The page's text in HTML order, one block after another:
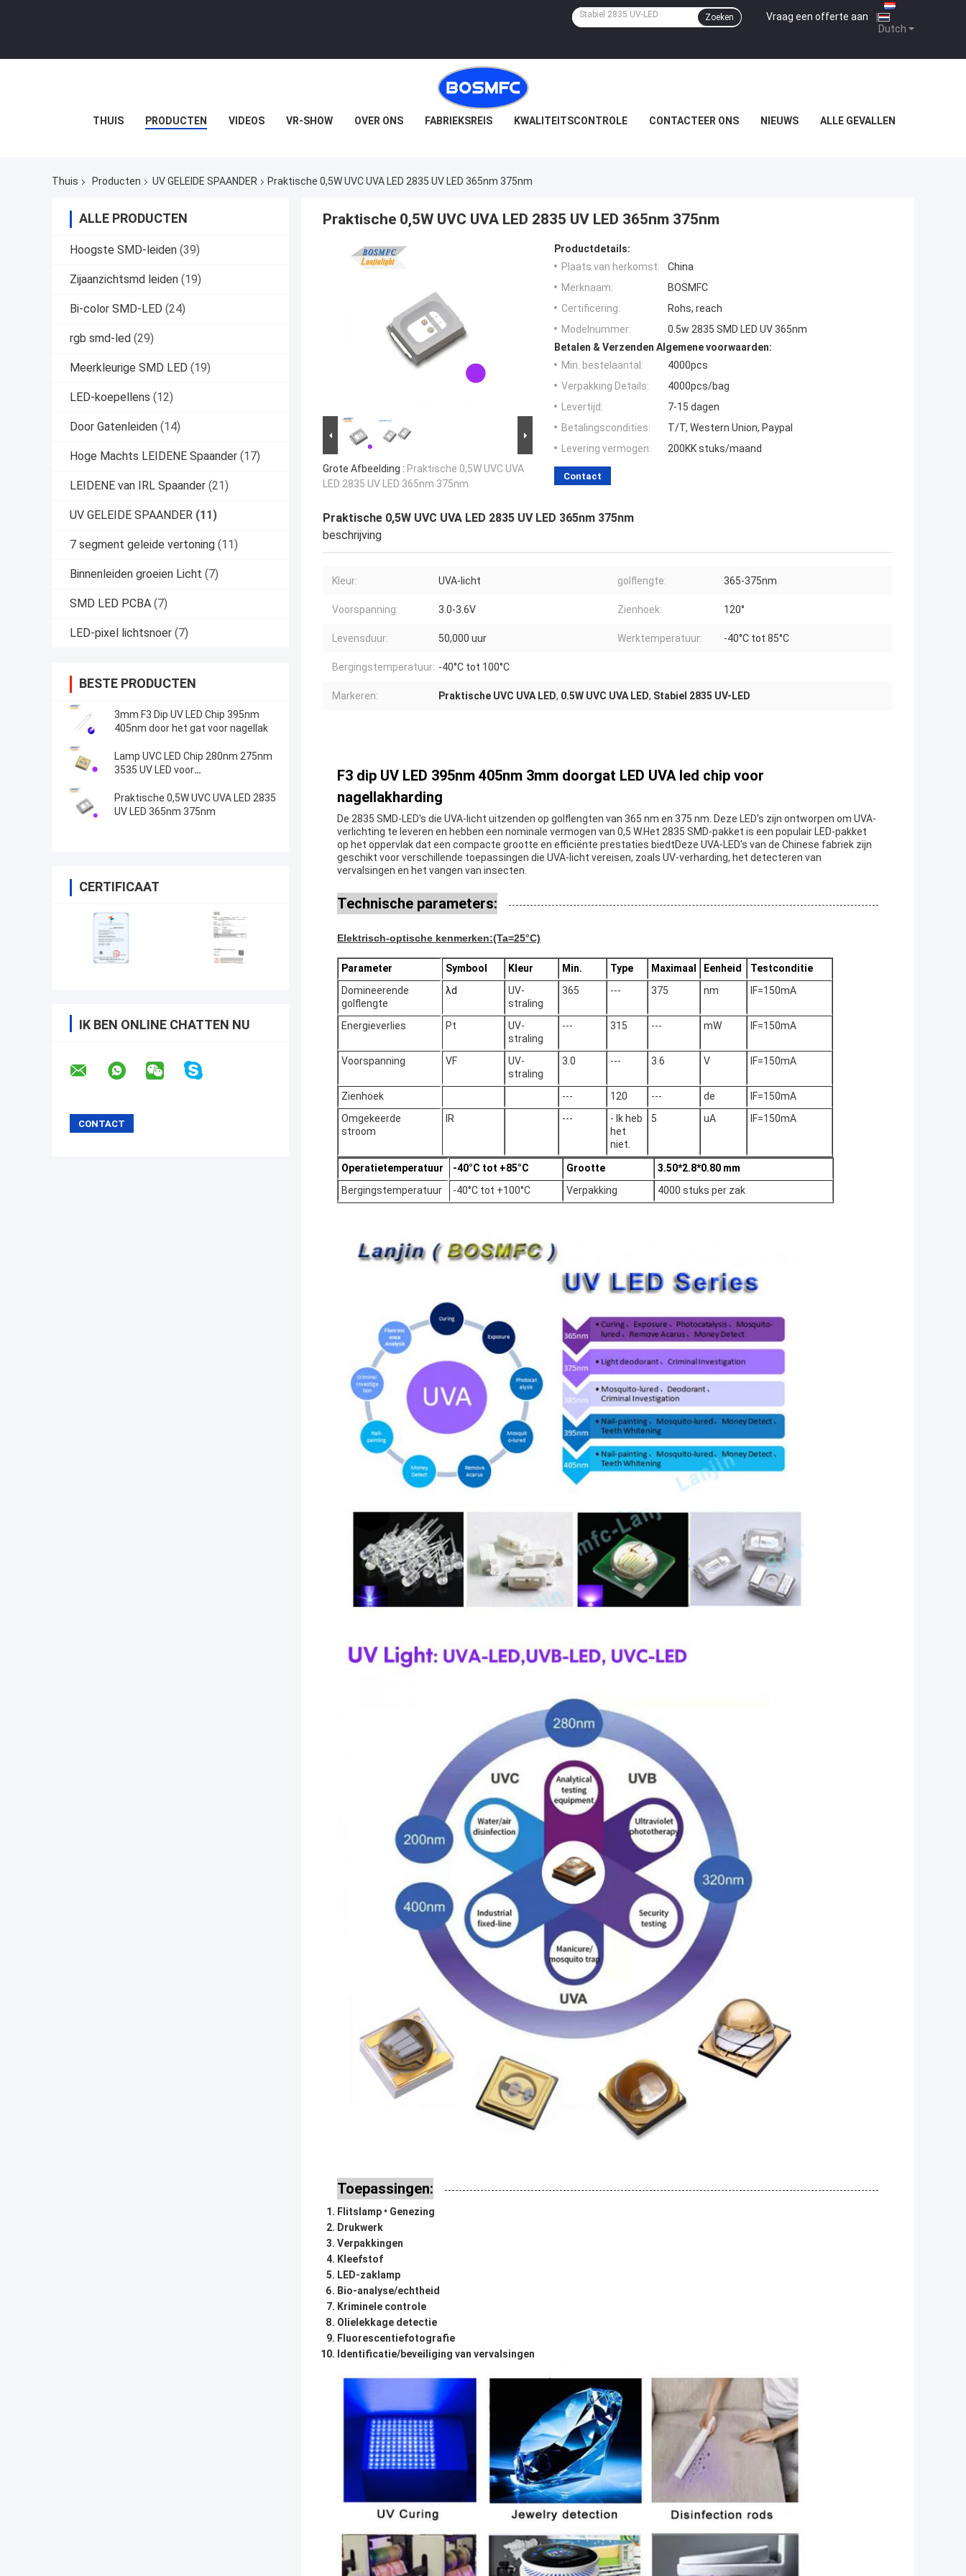
Dutch
Vraag een offerte aan |
Zoeken
THUIS PRODUCTEN VIDEOS VR-SHOW OVER ONS FABRIEKSREIS KWALITEITSCONTROLE CONTACTEER ONS NIEUWS ALLE GEVALLEN
Thuis Producten UV GELEIDE SPAANDER Praktische 0,5W UVC UVA LED 2835 UV LED 365nm 375nm
ALLE PRODUCTEN
Hoogste SMD-leiden (39)
Zijaanzichtsmd leiden (19)
Bi-color SMD-LED (24)
rgb smd-led (29)
Meerkleurige SMD LED (19)
LED-koepellens (12)
Door Gatenleiden (14)
Hoge Machts LEIDENE Spaander (17)
LEIDENE van IRL Spaander (21)
UV GELEIDE SPAANDER (11)
7 segment geleide vertoning (11)
Binnenleiden groeien Licht (7)
SMD LED PCBA (7)
LED-pixel lichtsnoer (7)
BESTE PRODUCTEN
3mm F3 Dip UV LED Chip 395nm
405nm door het gat voor nagellak
Lamp UVC LED Chip 280nm 275nm
3535 UV LED voor
Praktische 0,5W UVC UVA LED 2835
UV LED 365nm 375nm
CERTIFICAAT
IK BEN ONLINE CHATTEN NU
Praktische 0,5W UVC UVA LED 2835 UV LED 365nm 375nm
Grote Afbeelding : Praktische 0,5W UVC UVA
LED 2835 UV LED 365nm 375nm
Productdetails:
Plaats van herkomst:
China
Merknaam:
BOSMFC
Certificering:
Rohs, reach
Modelnummer:
0.5w 2835 SMD LED UV 365nm
Betalen & Verzenden Algemene voorwaarden:
Min. bestelaantal:
4000pcs
Verpakking Details:
4000pcs/bag
Levertijd:
7-15 dagen
Betalingscondities:
T/T, Western Union, Paypal
Levering vermogen:
200KK stuks/maand
Contact
Praktische 0,5W UVC UVA LED 2835 UV LED 365nm 375nm
beschrijving
Kleur: UVA-licht golflengte: 365-375nm
Voorspanning: 3.0-3.6V Zienhoek: 120°
Levensduur: 50,000 uur Werktemperatuur: -40°C tot 85°C
Bergingstemperatuur: -40°C tot 100°C
Markeren: Praktische UVC UVA LED, 0.5W UVC UVA LED, Stabiel 2835 UV-LED
F3 dip UV LED 395nm 405nm 3mm doorgat LED UVA led chip voor
nagellakharding
De 2835 SMD-LED's die UVA-licht uitzenden op golflengten van 365 nm en 375 nm. Deze LED's zijn ontworpen om UVA-
verlichting te leveren en hebben een nominale vermogen van 0,5 W.Het 2835 SMD-pakket is een populair LED-pakket
op het oppervlak dat een compacte grootte en efficiënte prestaties biedtDeze UVA-LED's van de Chinese fabriek zijn
geschikt voor verschillende toepassingen die UVA-licht vereisen, zoals UV-verharding, het detecteren van
vervalsingen en het vangen van insecten.
Technische parameters:
Elektrisch-optische kenmerken:(Ta=25°C)
Parameter Symbool Kleur Min. Type Maximaal Eenheid
Testconditie
Domineerende
golflengte
λd
UV-
straling
365 --- 375 nm IF=150mA
Energieverlies Pt
UV-
straling
--- 315 --- mW IF=150mA
Voorspanning VF
UV-
straling
3.0 --- 3.6 V IF=150mA
Zienhoek --- 120 --- de IF=150mA
Omgekeerde
stroom
IR ---
- Ik heb
het
niet.
5 uA IF=150mA
Operatietemperatuur -40°C tot +85°C Grootte
3.50*2.8*0.80 mm
Bergingstemperatuur
-40°C tot +100°C Verpakking 4000 stuks per zak
Toepassingen:
Flitslamp • Genezing
Drukwerk
Verpakkingen
Kleefstof
LED-zaklamp
Bio-analyse/echtheid
Kriminele controle
Olielekkage detectie
Fluorescentiefotografie
Identificatie/beveiliging van vervalsingen